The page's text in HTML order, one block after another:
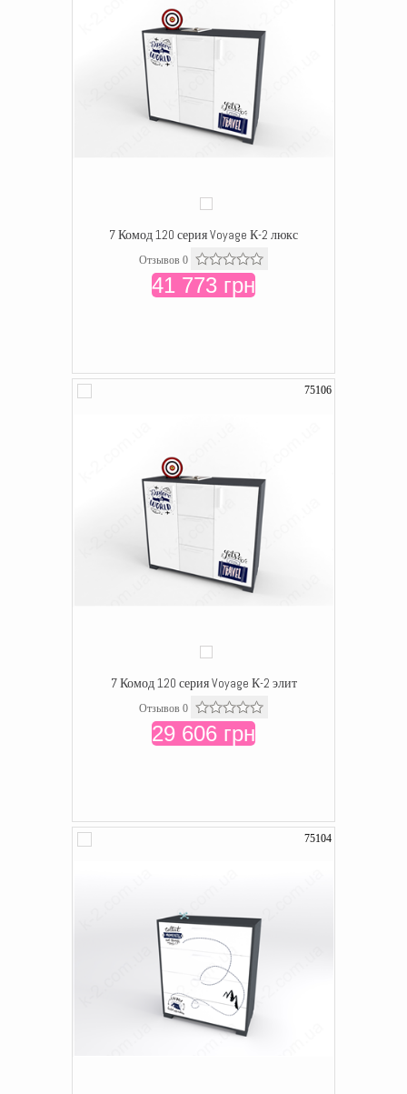
7 Комод 120 серия Voyage К-2 люкс
Отзывов 0
41 773 грн
75106
7 Комод 120 серия Voyage К-2 элит
Отзывов 0
29 606 грн
75104